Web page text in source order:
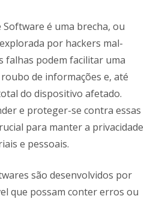
é uma brecha, ou
por hackers mal-
falhas podem facilitar uma
de informações e, até
do dispositivo afetado.
e proteger-se contra essas
para manter a privacidade
e pessoais.
são desenvolvidos por
que possam conter erros ou